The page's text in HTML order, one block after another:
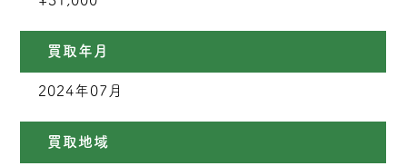
買取年月
2024年07月
買取地域